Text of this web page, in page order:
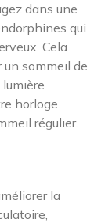
dans une
qui
Cela
un sommeil de
horloge
régulier.
la